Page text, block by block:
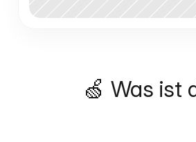
🍏 Was ist